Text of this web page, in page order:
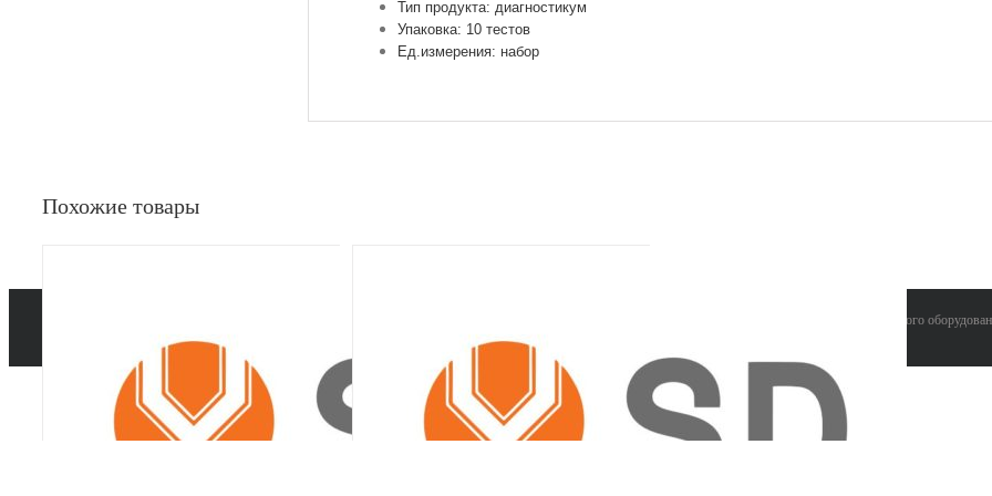
Тип продукта: диагностикум
Упаковка: 10 тестов
Ед.измерения: набор
Похожие товары
ООО "ЛАБИНВЕСТ" поставки лабораторного